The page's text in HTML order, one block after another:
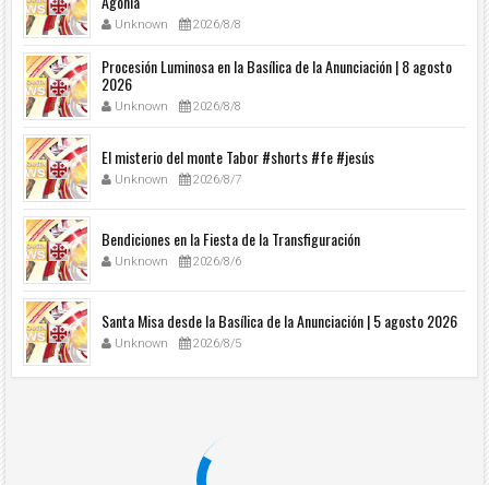
Unknown 2026/8/8
Procesión Luminosa en la Basílica de la Anunciación | 8 agosto
2026
Unknown 2026/8/8
El misterio del monte Tabor #shorts #fe #jesús
Unknown 2026/8/7
Bendiciones en la Fiesta de la Transfiguración
Unknown 2026/8/6
Santa Misa desde la Basílica de la Anunciación | 5 agosto 2026
Unknown 2026/8/5